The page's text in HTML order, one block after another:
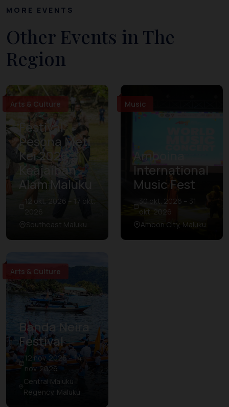
MORE EVENTS
Other Events in The
Region
Arts & Culture
Festival
Pesona Meti
Kei 2026:
Keajaiban
Alam Maluku
12 okt. 2026 – 17 okt.
2026
Southeast Maluku
Music
Amboina
International
Music Fest
30 okt. 2026 – 31
okt. 2026
Ambon City, Maluku
Arts & Culture
Banda Neira
Festival
12 nov. 2026 – 14
nov. 2026
Central Maluku
Regency, Maluku